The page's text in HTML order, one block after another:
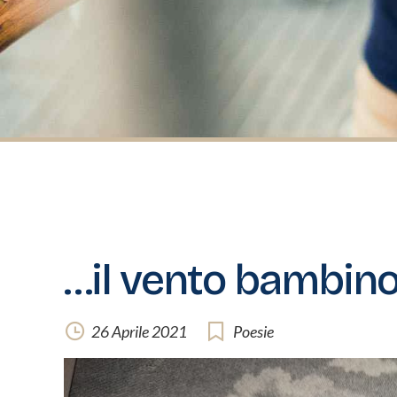
…il vento
26 Aprile 2021 Poesie